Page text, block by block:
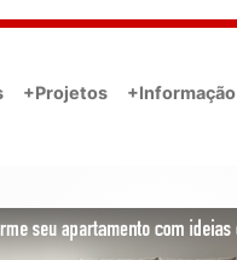
+Projetos +Informação